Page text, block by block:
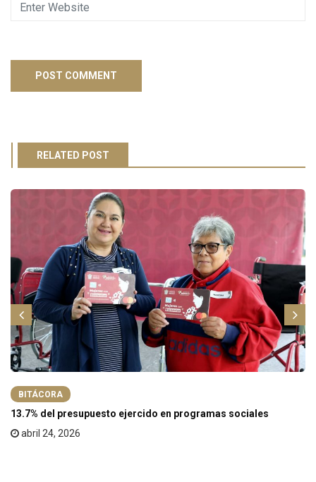
RELATED POST
BITÁCORA
13.7% del presupuesto ejercido en programas sociales
abril 24, 2026